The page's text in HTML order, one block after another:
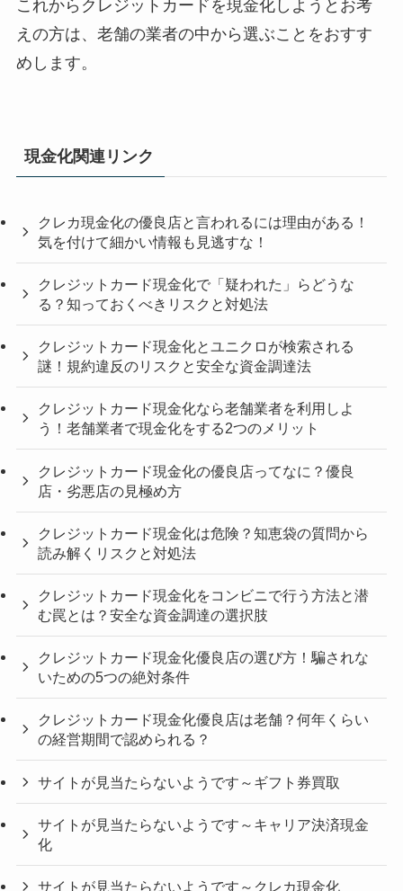
これからクレジットカードを現金化しようとお考
えの方は、老舗の業者の中から選ぶことをおすす
めします。
現金化関連リンク
クレカ現金化の優良店と言われるには理由がある！
気を付けて細かい情報も見逃すな！
クレジットカード現金化で「疑われた」らどうな
る？知っておくべきリスクと対処法
クレジットカード現金化とユニクロが検索される
謎！規約違反のリスクと安全な資金調達法
クレジットカード現金化なら老舗業者を利用しよ
う！老舗業者で現金化をする2つのメリット
クレジットカード現金化の優良店ってなに？優良
店・劣悪店の見極め方
クレジットカード現金化は危険？知恵袋の質問から
読み解くリスクと対処法
クレジットカード現金化をコンビニで行う方法と潜
む罠とは？安全な資金調達の選択肢
クレジットカード現金化優良店の選び方！騙されな
いための5つの絶対条件
クレジットカード現金化優良店は老舗？何年くらい
の経営期間で認められる？
サイトが見当たらないようです～ギフト券買取
サイトが見当たらないようです～キャリア決済現金
化
サイトが見当たらないようです～クレカ現金化